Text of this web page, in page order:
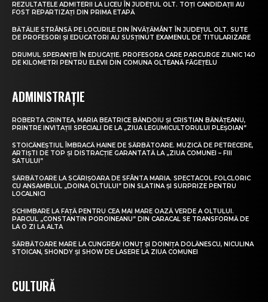
REZULTATELE ADMITERII LA LICEU ÎN JUDEȚUL OLT. TOȚI CANDIDAȚII AU
FOST REPARTIZAȚI DIN PRIMA ETAPĂ
BĂTĂLIE STRÂNSĂ PE LOCURILE DIN ÎNVĂȚĂMÂNT ÎN JUDEȚUL OLT. SUTE
DE PROFESORI ȘI EDUCATORI AU SUSȚINUT EXAMENUL DE TITULARIZARE
DRUMUL SPERANȚEI ÎN EDUCAȚIE. PROFESORA CARE PARCURGE ZILNIC 140
DE KILOMETRI PENTRU ELEVII DIN COMUNA OLTEANĂ FĂGEȚELU
ADMINISTRAȚIE
ROBERTA CRINTEA, MARIA BEATRICE BĂNDOIU ȘI CRISTIAN BĂNĂȚEANU,
PRINTRE INVITAȚII SPECIALI DE LA „ZIUA LEGUMICULTORULUI PLEȘOIAN”
STOICĂNEȘTIUL ÎMBRACĂ HAINE DE SĂRBĂTOARE. MUZICĂ DE PETRECERE,
ARTIȘTI DE TOP ȘI DISTRACȚIE GARANTATĂ LA „ZIUA COMUNEI – FIII
SATULUI”
SĂRBĂTOARE LA SCĂRIȘOARA DE SFÂNTA MARIA. SPECTACOL FOLCLORIC
CU ANSAMBLUL „DOINA OLTULUI” DIN SLATINA ȘI SURPRIZE PENTRU
LOCALNICI
SCHIMBARE LA FAȚĂ PENTRU CEA MAI MARE OAZĂ VERDE A OLTULUI.
PARCUL „CONSTANTIN POROINEANU” DIN CARACAL SE TRANSFORMĂ DE
LA O ZI LA ALTA
SĂRBĂTOARE MARE LA CUNGREA! IONUȚ ȘI DOINIȚA DOLĂNESCU, NICULINA
STOICAN, SHONDY ȘI SHOW DE LASERE LA ZIUA COMUNEI
CULTURĂ